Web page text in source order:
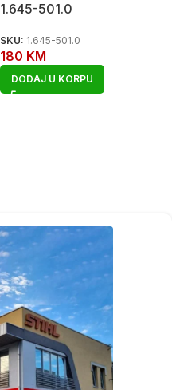
1.645-501.0
SKU: 1.645-501.0
180 KM
DODAJ U KORPU